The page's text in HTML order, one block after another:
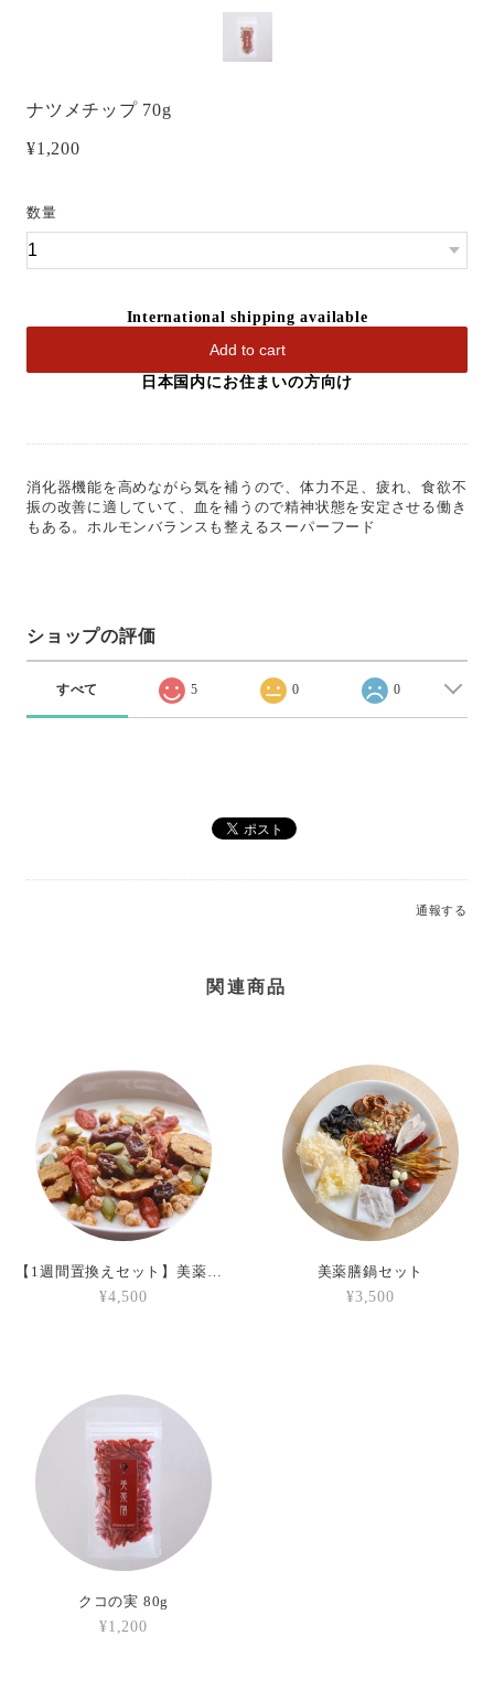
ナツメチップ 70g
¥1,200
数量
International shipping available
Add to cart
日本国内にお住まいの方向け
消化器機能を高めながら気を補うので、体力不足、疲れ、食欲不
振の改善に適していて、血を補うので精神状態を安定させる働き
もある。ホルモンバランスも整えるスーパーフード
ショップの評価
すべて 5 0 0
通報する
関連商品
¥4,500
美薬膳鍋セット
¥3,500
クコの実 80g
¥1,200